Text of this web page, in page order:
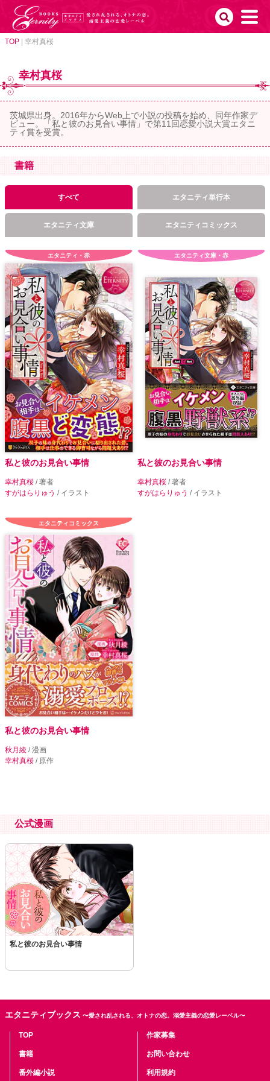
TOP 幸村真桜
幸村真桜
茨城県出身。2016年からWeb上で小説の投稿を始め、同年作家デ
ビュー。「私と彼のお見合い事情」で第11回恋愛小説大賞エタニ
ティ賞を受賞。
書籍
すべて エタニティ単行本
エタニティ文庫 エタニティコミックス
エタニティ・赤
私と彼のお見合い事情
幸村真桜 / 著者
すがはらりゅう / イラスト
エタニティ文庫・赤
私と彼のお見合い事情
幸村真桜 / 著者
すがはらりゅう / イラスト
エタニティコミックス
私と彼のお見合い事情
秋月綾 / 漫画
幸村真桜 / 原作
公式漫画
私と彼のお見合い事情
エタニティブックス 〜愛され乱される、オトナの恋。溺愛主義の恋愛レーベル〜
TOP
書籍
番外編小説
作家募集
お問い合わせ
利用規約